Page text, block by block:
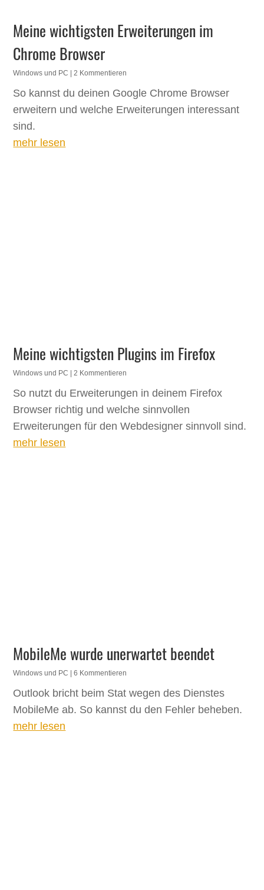
Meine wichtigsten Erweiterungen im
Chrome Browser
Windows und PC | 2 Kommentieren
So kannst du deinen Google Chrome Browser
erweitern und welche Erweiterungen interessant
sind.
mehr lesen
Meine wichtigsten Plugins im Firefox
Windows und PC | 2 Kommentieren
So nutzt du Erweiterungen in deinem Firefox
Browser richtig und welche sinnvollen
Erweiterungen für den Webdesigner sinnvoll sind.
mehr lesen
MobileMe wurde unerwartet beendet
Windows und PC | 6 Kommentieren
Outlook bricht beim Stat wegen des Dienstes
MobileMe ab. So kannst du den Fehler beheben.
mehr lesen